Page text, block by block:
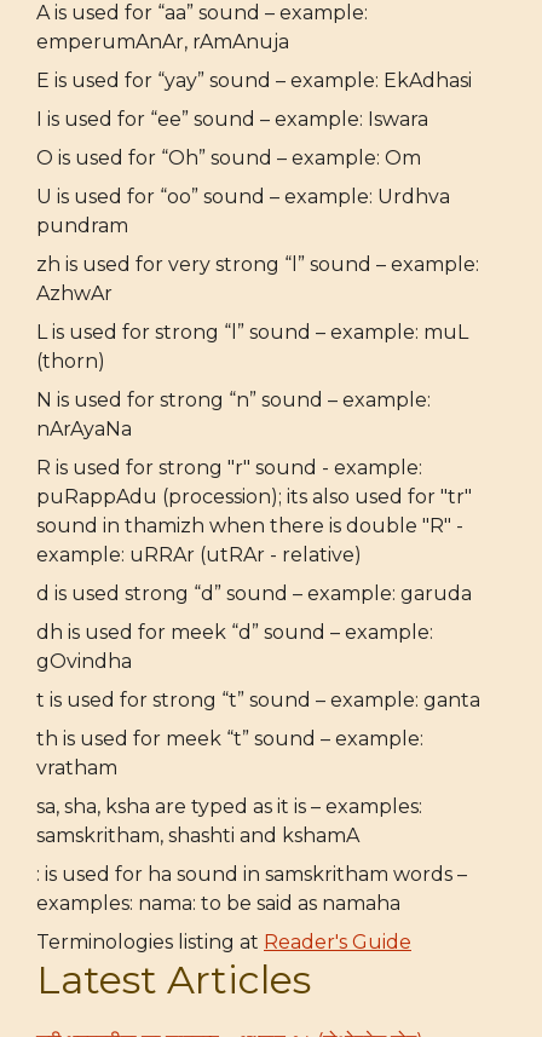
A is used for “aa” sound – example:
emperumAnAr, rAmAnuja
E is used for “yay” sound – example: EkAdhasi
I is used for “ee” sound – example: Iswara
O is used for “Oh” sound – example: Om
U is used for “oo” sound – example: Urdhva
pundram
zh is used for very strong “l” sound – example:
AzhwAr
L is used for strong “l” sound – example: muL
(thorn)
N is used for strong “n” sound – example:
nArAyaNa
R is used for strong "r" sound - example:
puRappAdu (procession); its also used for "tr"
sound in thamizh when there is double "R" -
example: uRRAr (utRAr - relative)
d is used strong “d” sound – example: garuda
dh is used for meek “d” sound – example:
gOvindha
t is used for strong “t” sound – example: ganta
th is used for meek “t” sound – example:
vratham
sa, sha, ksha are typed as it is – examples:
samskritham, shashti and kshamA
: is used for ha sound in samskritham words –
examples: nama: to be said as namaha
Terminologies listing at Reader's Guide
Latest Articles